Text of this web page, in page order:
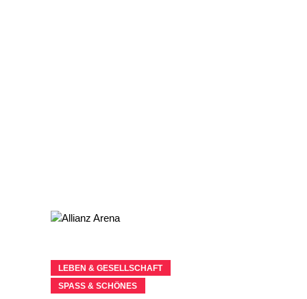
LEBEN & GESELLSCHAFT
SPASS & SCHÖNES